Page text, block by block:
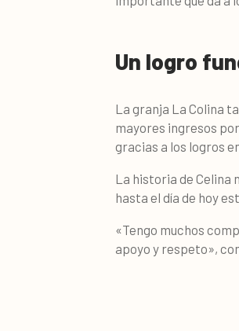
Un logro
La granja La Colina
mayores ingresos
gracias a los logros
La historia de Celina
hasta el día de hoy
«Tengo muchos
apoyo y respeto»,